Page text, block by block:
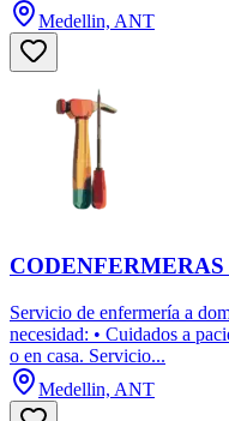
Medellin, ANT
CODENFERMERAS
Servicio de enfermería a
necesidad: • Cuidados a
o en casa. Servicio...
Medellin, ANT